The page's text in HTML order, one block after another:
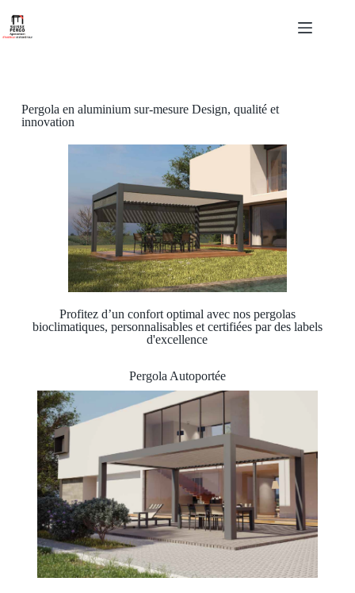
Pergola en aluminium sur-mesure Design, qualité et
innovation
Profitez d’un confort optimal avec nos pergolas
bioclimatiques, personnalisables et certifiées par des labels
d'excellence
Pergola Autoportée